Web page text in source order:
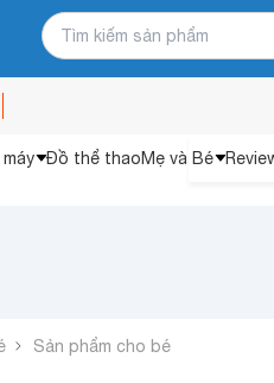
Đồ thể thaoMẹ và Bé
Sản phẩm cho bé